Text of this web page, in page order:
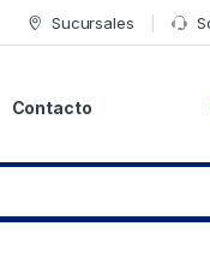
Sucursales
Contacto